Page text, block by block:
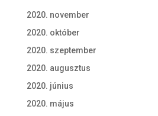
2020. november
2020. október
2020. szeptember
2020. augusztus
2020. június
2020. május